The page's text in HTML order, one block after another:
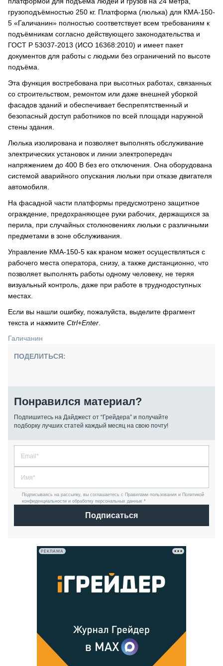
грузоподъёмностью 250 кг. Платформа (люлька) для КМА-150-
5 «Галичанин» полностью соответствует всем требованиям к
подъёмникам согласно действующего законодательства и
ГОСТ Р 53037-2013 (ИСО 16368:2010) и имеет пакет
документов для работы с людьми без ограничений по высоте
подъёма.
Эта функция востребована при высотных работах, связанных
со строительством, ремонтом или даже внешней уборкой
фасадов зданий и обеспечивает беспрепятственный и
безопасный доступ работников по всей площади наружной
стены здания.
Люлька изолирована и позволяет выполнять обслуживание
электрических установок и линии электропередач
напряжением до 400 В без его отключения. Она оборудована
системой аварийного опускания люльки при отказе двигателя
автомобиля.
На фасадной части платформы предусмотрено защитное
ограждение, предохраняющее руки рабочих, держащихся за
перила, при случайных столкновениях люльки с различными
предметами в зоне обслуживания.
Управление КМА-150-5 как краном может осуществляться с
рабочего места оператора, снизу, а также дистанционно, что
позволяет выполнять работы одному человеку, не теряя
визуальный контроль, даже при работе в труднодоступных
местах.
Если вы нашли ошибку, пожалуйста, выделите фрагмент
текста и нажмите Ctrl+Enter
Галичанин
ПОДЕЛИТЬСЯ:
Понравился материал?
Подпишитесь на Дайджест от “Грейдера” и получайте
подборку лучших статей каждый месяц на свою почту!
Подписываясь на рассылку, вы соглашаетесь с Правилами пользования и Политикой
конфиденциальности и обработку персональных данных *
Подписаться
РЕКЛАМА